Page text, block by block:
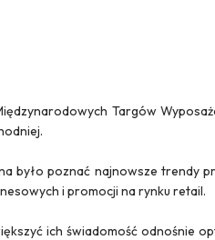
Targów
było poznać najnowsze trendy
i promocji na rynku retail.
ich świadomość odnośnie